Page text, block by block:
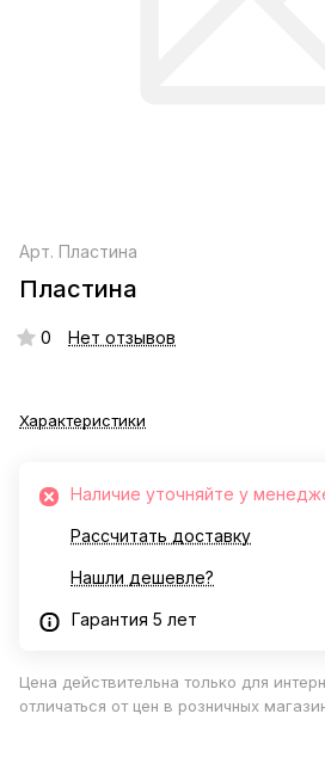
Арт. Пластина
Пластина
0 Нет отзывов
Характеристики
Наличие уточняйте у
Рассчитать доставку
Нашли дешевле?
Гарантия 5 лет
Цена действительна только для
отличаться от цен в розничных